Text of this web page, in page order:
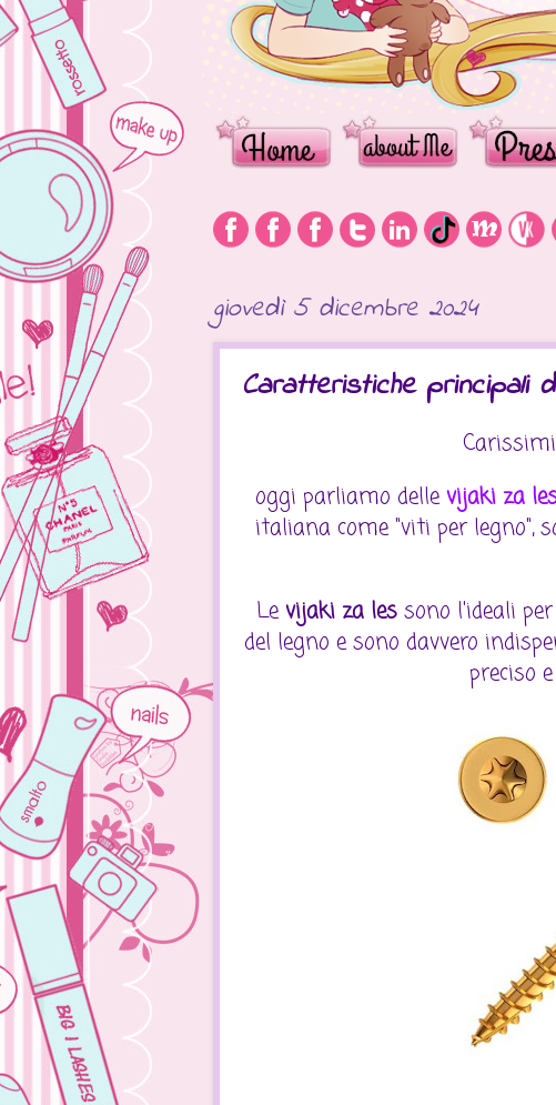
giovedì 5 dicembre 2024
Caratteristiche principali
oggi parliamo dellevijaki za
italiana come "viti per legno",
Levijaki za les sono l'ideali
del legno e sono davvero
preciso